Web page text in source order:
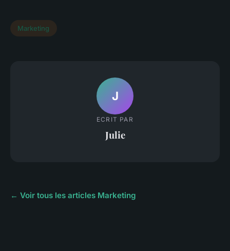
Marketing
J
ECRIT PAR
Julie
← Voir tous les articles Marketing